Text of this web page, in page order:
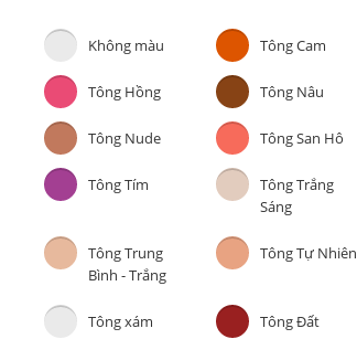
Không màu Tông Cam
Tông Hồng Tông Nâu
Tông Nude Tông San Hô
Tông Tím
Tông Trắng
Sáng
Tông Trung
Bình - Trắng
Tông Tự Nhiên
Tông xám Tông Đất